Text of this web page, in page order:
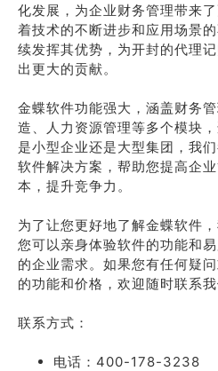
化发展，为企业财务管理带来
着技术的不断进步和应用场景
续发挥其优势，为开封的代理
出更大的贡献。
金蝶软件功能强大，涵盖财务
造、人力资源管理等多个模块
是小型企业还是大型集团，我
软件解决方案，帮助您提高企
本，提升竞争力。
为了让您更好地了解金蝶软件
您可以亲身体验软件的功能和
的企业需求。如果您有任何疑
的功能和价格，欢迎随时联系我
联系方式：
电话：400-178-3238